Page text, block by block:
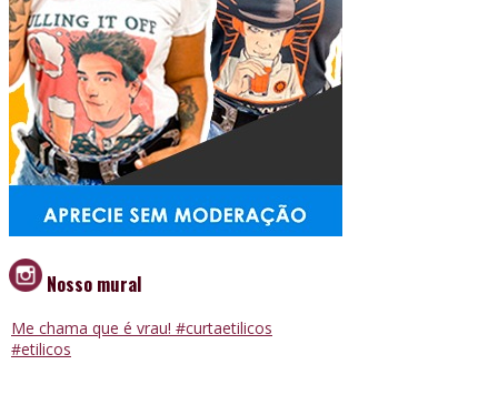
Nosso mural
Me chama que é vrau! #curtaetilicos
#etilicos